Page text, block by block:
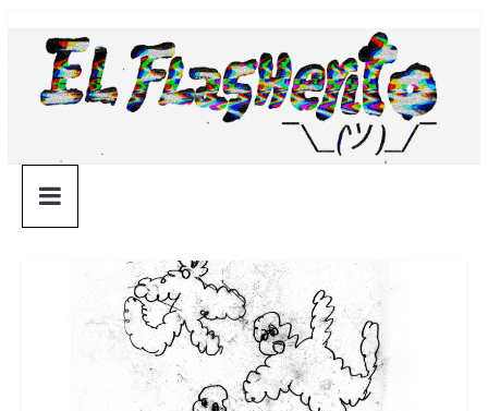
contenido
¯\_(ツ)_/
¯